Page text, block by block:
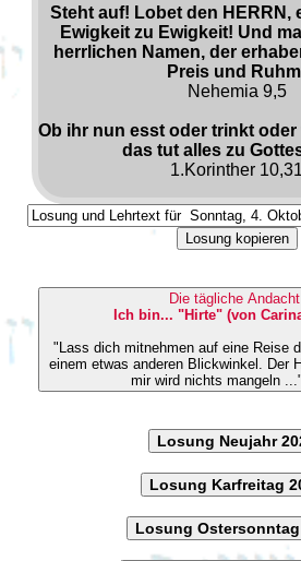
Steht auf! Lobet den HERRN,
Ewigkeit zu Ewigkeit! Und
herrlichen Namen, der
Preis und
Nehemia 9,5
Ob ihr nun esst oder trinkt
das tut alles zu
1.Korinther 10,31
Losung kopieren
Die tägliche Andacht
Ich bin... "Hirte" (von
"Lass dich mitnehmen auf eine Reise
einem etwas anderen Blickwinkel. Der
mir wird nichts mangeln
Losung Neujahr
Losung Karfreitag
Losung Ostersonntag